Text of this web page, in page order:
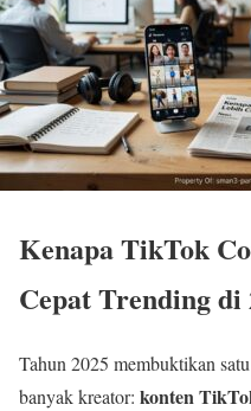
Kenapa TikTok
Cepat Trending di
Tahun 2025 membuktikan
banyak kreator: konten